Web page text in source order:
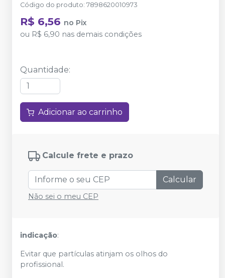
Código do produto: 7898620010973
R$ 6,56 no Pix
ou R$ 6,90 nas demais condições
Quantidade:
Adicionar ao carrinho
Calcule frete e prazo
Calcular
Não sei o meu CEP
indicação:
Evitar que partículas atinjam os olhos do
profissional.